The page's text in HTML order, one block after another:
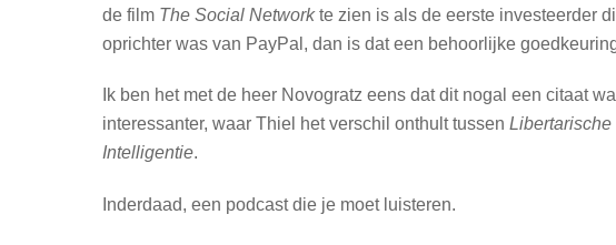
de film The Social Networkte zien is als de eerste investeerder
oprichter was van PayPal, dan is dat een behoorlijke
Ik ben het met de heer Novogratz eens dat dit nogal een citaat
interessanter, waar Thiel het verschil onthult tussen
Intelligentie.
Inderdaad, een podcast die je moet luisteren.